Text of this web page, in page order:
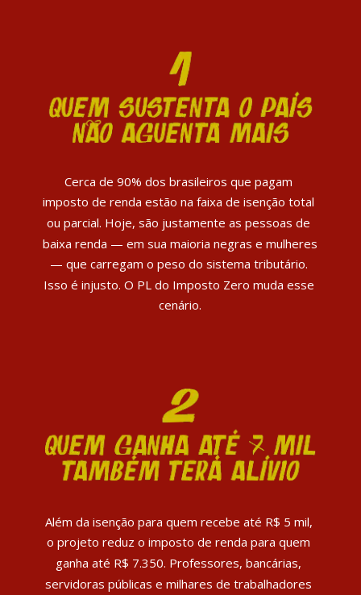
Cerca de 90% dos brasileiros que pagam
imposto de renda estão na faixa de isenção total
ou parcial. Hoje, são justamente as pessoas de
baixa renda — em sua maioria negras e mulheres
— que carregam o peso do sistema tributário.
Isso é injusto. O PL do Imposto Zero muda esse
cenário.
Além da isenção para quem recebe até R$ 5 mil,
o projeto reduz o imposto de renda para quem
ganha até R$ 7.350. Professores, bancárias,
servidoras públicas e milhares de trabalhadores